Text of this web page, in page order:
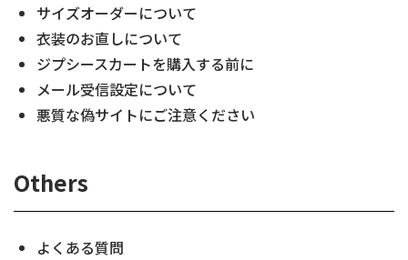
サイズオーダーについて
衣装のお直しについて
ジプシースカートを購入する前に
メール受信設定について
悪質な偽サイトにご注意ください
Others
よくある質問